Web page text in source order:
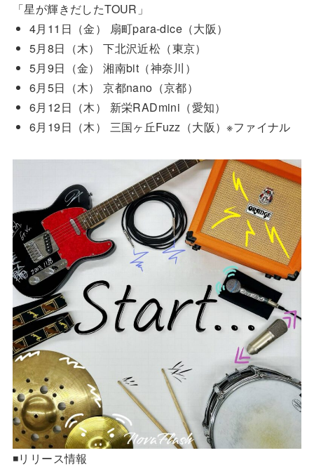
「星が輝きだしたTOUR」
4月11日（金） 扇町para-dice（大阪）
5月8日（木） 下北沢近松（東京）
5月9日（金） 湘南bit（神奈川）
6月5日（木） 京都nano（京都）
6月12日（木） 新栄RADmini（愛知）
6月19日（木） 三国ヶ丘Fuzz（大阪）※ファイナル
◾️リリース情報